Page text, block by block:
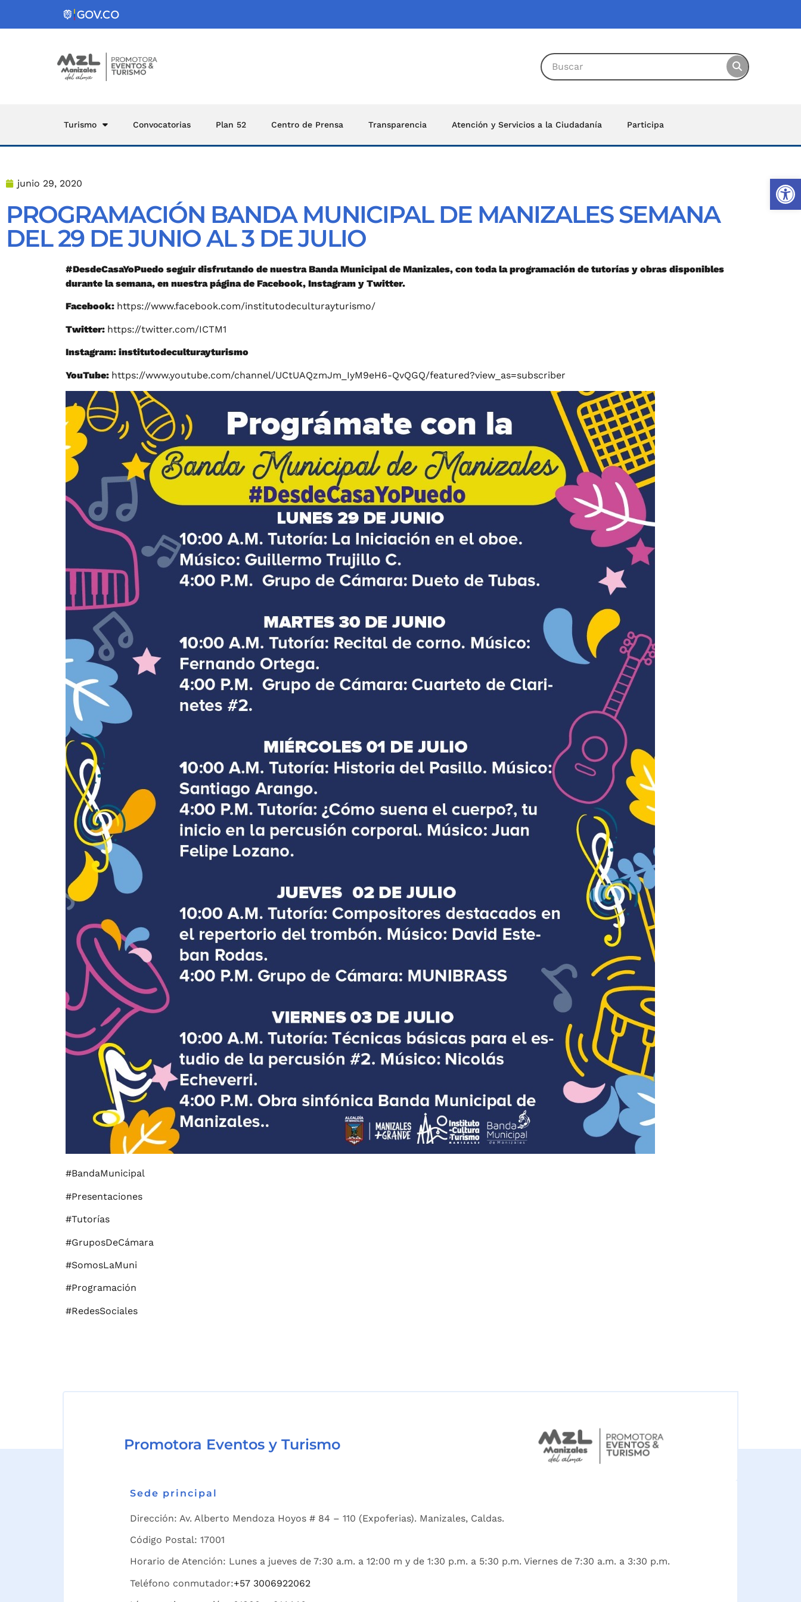
Turismo Convocatorias Plan 52 Centro de Prensa Transparencia Atención y Servicios a la Ciudadanía Participa
junio 29, 2020
PROGRAMACIÓN BANDA MUNICIPAL DE MANIZALES SEMANA
DEL 29 DE JUNIO AL 3 DE JULIO
#DesdeCasaYoPuedo seguir disfrutando de nuestra Banda Municipal de Manizales, con toda la programación de tutorías y obras disponibles
durante la semana, en nuestra página de Facebook, Instagram y Twitter.
Facebook: https://www.facebook.com/institutodeculturayturismo/
Twitter: https://twitter.com/ICTM1
Instagram: institutodeculturayturismo
YouTube: https://www.youtube.com/channel/UCtUAQzmJm_IyM9eH6-QvQGQ/featured?view_as=subscriber
#BandaMunicipal
#Presentaciones
#Tutorías
#GruposDeCámara
#SomosLaMuni
#Programación
#RedesSociales
Promotora Eventos y Turismo
Sede principal
Dirección: Av. Alberto Mendoza Hoyos # 84 – 110 (Expoferias). Manizales, Caldas.
Código Postal: 17001
Horario de Atención: Lunes a jueves de 7:30 a.m. a 12:00 m y de 1:30 p.m. a 5:30 p.m. Viernes de 7:30 a.m. a 3:30 p.m.
Teléfono conmutador:+57 3006922062